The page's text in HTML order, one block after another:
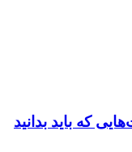
باید بدانید